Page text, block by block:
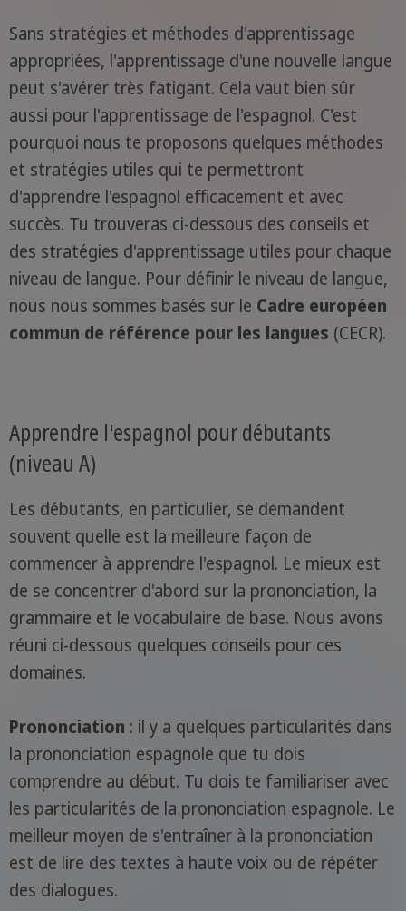
Sans stratégies et méthodes d'apprentissage
appropriées, l'apprentissage d'une nouvelle langue
peut s'avérer très fatigant. Cela vaut bien sûr
aussi pour l'apprentissage de l'espagnol. C'est
pourquoi nous te proposons quelques méthodes
et stratégies utiles qui te permettront
d'apprendre l'espagnol efficacement et avec
succès. Tu trouveras ci-dessous des conseils et
des stratégies d'apprentissage utiles pour chaque
niveau de langue. Pour définir le niveau de langue,
nous nous sommes basés sur le Cadre européen
commun de référence pour les langues (CECR).
Apprendre l'espagnol pour débutants
(niveau A)
Les débutants, en particulier, se demandent
souvent quelle est la meilleure façon de
commencer à apprendre l'espagnol. Le mieux est
de se concentrer d'abord sur la prononciation, la
grammaire et le vocabulaire de base. Nous avons
réuni ci-dessous quelques conseils pour ces
domaines.
Prononciation : il y a quelques particularités dans
la prononciation espagnole que tu dois
comprendre au début. Tu dois te familiariser avec
les particularités de la prononciation espagnole. Le
meilleur moyen de s'entraîner à la prononciation
est de lire des textes à haute voix ou de répéter
des dialogues.